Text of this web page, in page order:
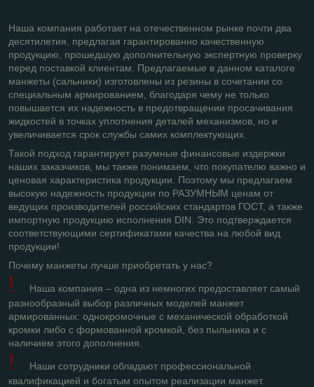
Наша компания работает на отечественном рынке почти два
десятилетия, предлагая гарантированно качественную
продукцию, прошедшую дополнительную экспертную проверку
перед поставкой клиентам. Предлагаемые в данном каталоге
манжеты (сальники) изготовлены из резины в сочетании со
специальным армированием, благодаря чему не только
повышается их надежность в предотвращении просачивания
жидкостей в точках уплотнения деталей механизмов, но и
увеличивается срок службы самих комплектующих.
Такой подход гарантирует разумные финансовые издержки
наших заказчиков, мы также понимаем, что покупателю важно и
ценовая характеристика продукции. Поэтому мы предлагаем
высокую надежность продукции по РАЗУМНЫМ ценам от
ведущих производителей российских стандартов ГОСТ, а также
импортную продукцию исполнения DIN . Это подтверждается
соответствующими сертификатами качества на любой вид
продукции!
Почему манжеты лучше приобретать у нас?
!
Наша компания – одна из немногих предоставляет самый
разнообразный выбор различных моделей манжет
армированных: однокромочные с механической обработкой
кромки либо с формованной кромкой, без пыльника и с
наличием этого дополнения.
!
Наши сотрудники обладают профессиональной
квалификацией и богатым опытом реализации манжет.